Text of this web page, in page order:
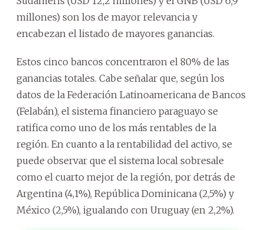
millones) son los de mayor relevancia y
encabezan el listado de mayores ganancias.
Estos cinco bancos concentraron el 80% de las
ganancias totales. Cabe señalar que, según los
datos de la Federación Latinoamericana de Bancos
(Felabán), el sistema financiero paraguayo se
ratifica como uno de los más rentables de la
región. En cuanto a la rentabilidad del activo, se
puede observar que el sistema local sobresale
como el cuarto mejor de la región, por detrás de
Argentina (4,1%), República Dominicana (2,5%) y
México (2,5%), igualando con Uruguay (en 2,2%).